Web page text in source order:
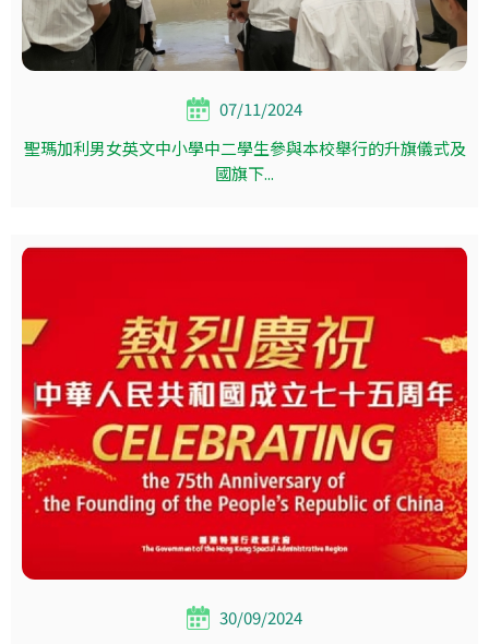
07/11/2024
聖瑪加利男女英文中小學中二學生參與本校舉行的升旗儀式及
國旗下...
30/09/2024